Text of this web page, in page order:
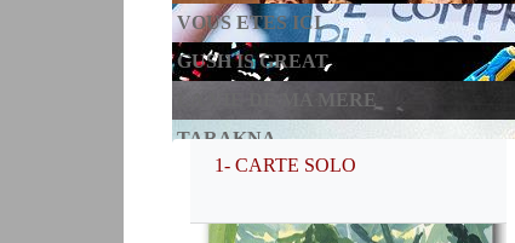
VOUS ETES ICI
GUSH IS GREAT
LA VIE DE MA MERE
TARAKNA
SOLEIL D'HIVER
1- CARTE SOLO